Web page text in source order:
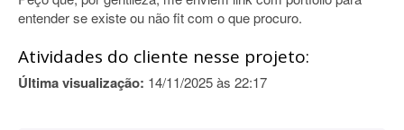
entender se existe ou não fit com o que procuro.
Atividades do cliente nesse projeto:
Última visualização: 14/11/2025 às 22:17